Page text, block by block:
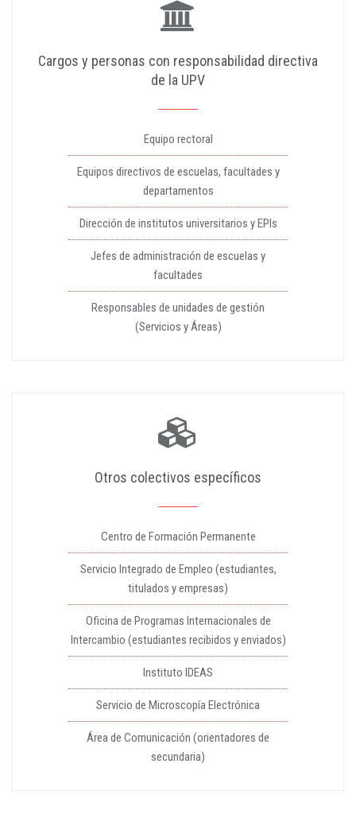
Cargos y personas con responsabilidad directiva
de la UPV
Equipo rectoral
Equipos directivos de escuelas, facultades y
departamentos
Dirección de institutos universitarios y EPIs
Jefes de administración de escuelas y
facultades
Responsables de unidades de gestión
(Servicios y Áreas)
Otros colectivos específicos
Centro de Formación Permanente
Servicio Integrado de Empleo (estudiantes,
titulados y empresas)
Oficina de Programas Internacionales de
Intercambio (estudiantes recibidos y enviados)
Instituto IDEAS
Servicio de Microscopía Electrónica
Área de Comunicación (orientadores de
secundaria)